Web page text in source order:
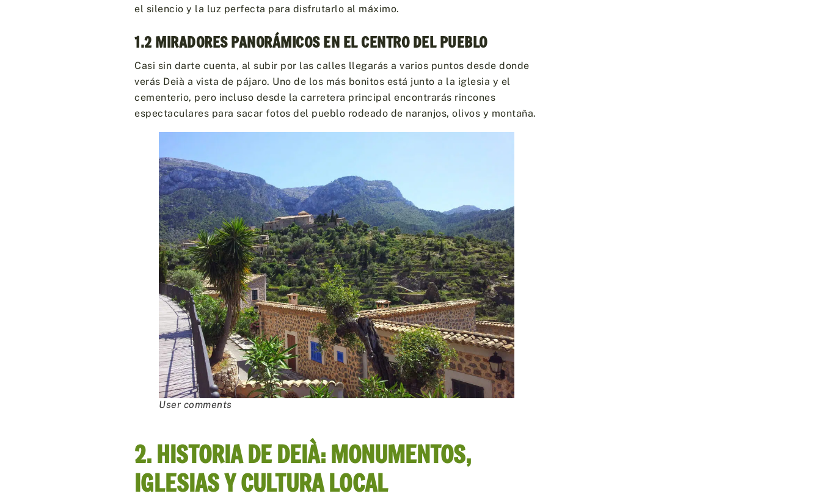
el silencio y la luz perfecta para disfrutarlo al máximo.
1.2 MIRADORES PANORÁMICOS EN EL CENTRO DEL PUEBLO
Casi sin darte cuenta, al subir por las calles llegarás a varios puntos desde donde
verás Deià a vista de pájaro. Uno de los más bonitos está junto a la iglesia y el
cementerio, pero incluso desde la carretera principal encontrarás rincones
espectaculares para sacar fotos del pueblo rodeado de naranjos, olivos y montaña.
User comments
2. HISTORIA DE DEIÀ: MONUMENTOS,
IGLESIAS Y CULTURA LOCAL